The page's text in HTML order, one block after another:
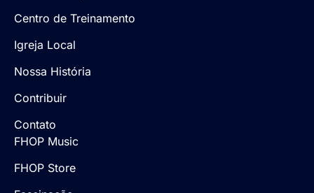
Centro de Treinamento
Igreja Local
Nossa História
Contribuir
Contato
FHOP Music
FHOP Store